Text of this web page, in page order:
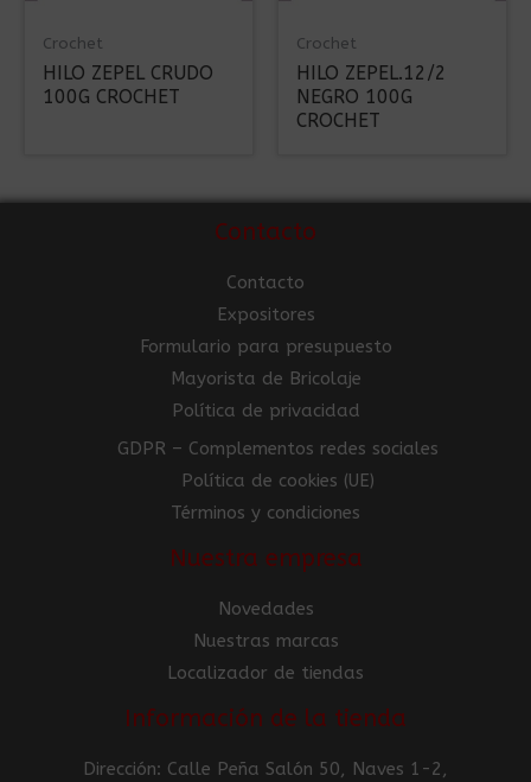
Crochet
HILO ZEPEL CRUDO
100G CROCHET
Crochet
HILO ZEPEL.12/2
NEGRO 100G
CROCHET
Contacto
Contacto
Expositores
Formulario para presupuesto
Mayorista de Bricolaje
Política de privacidad
GDPR – Complementos redes sociales
Política de cookies (UE)
Términos y condiciones
Nuestra empresa
Novedades
Nuestras marcas
Localizador de tiendas
Información de la tienda
Dirección: Calle Peña Salón 50, Naves 1-2,